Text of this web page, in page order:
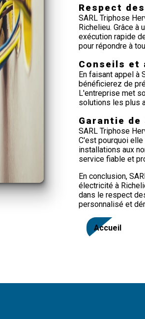
Respect
SARL Triphose
Richelieu. Grâce à
exécution rapide
pour répondre à
Conseils et
En faisant appel à
bénéficierez de
L'entreprise met
solutions les plus
Garantie
SARL Triphose
C'est pourquoi
installations aux
service fiable et
En conclusion,
électricité à
dans le respect
personnalisé et
Accueil